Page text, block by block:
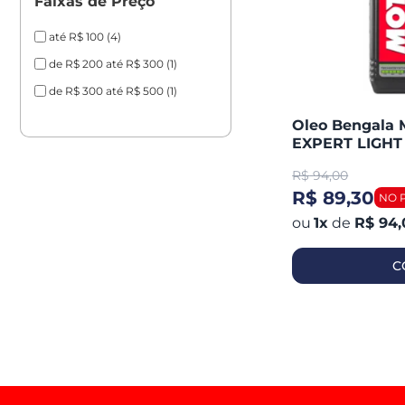
até R$ 100 (4)
de R$ 200 até R$ 300 (1)
de R$ 300 até R$ 500 (1)
Oleo Bengala
EXPERT
R$ 94,00
R$ 89,30
1x de R$